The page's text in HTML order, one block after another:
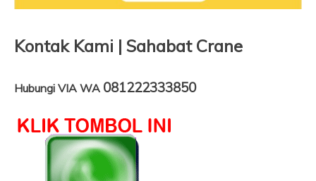
Kontak Kami | Sahabat Crane
Hubungi VIA WA 081222333850